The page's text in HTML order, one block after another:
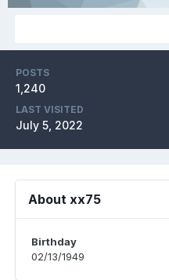
POSTS
1,240
LAST VISITED
July 5, 2022
About xx75
Birthday
02/13/1949